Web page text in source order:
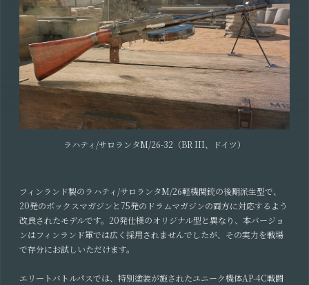
ラハティ/サロランタM/26-32（BR III、ドイツ）
フィンランド製のラハティ/サロランタM/26軽機関銃の後期派生型で、
20発のボックスマガジンと75発のドラムマガジンの両方に対応するよう
改良されたモデルです。20発仕様のオリジナル型と異なり、本バージョ
ンはフィンランド軍では広く採用されませんでしたが、その実力を戦場
で存分にお試しいただけます。
エリートバトルパスでは、特別塗装が施されたユニーク機体AP-4C戦闘